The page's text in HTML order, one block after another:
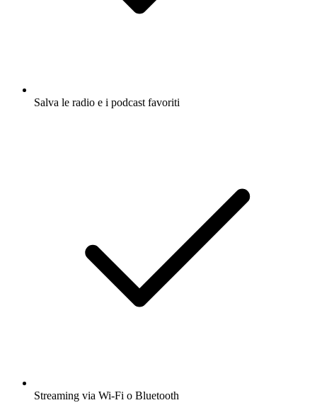
Salva le radio e i podcast favoriti
Streaming via Wi-Fi o Bluetooth